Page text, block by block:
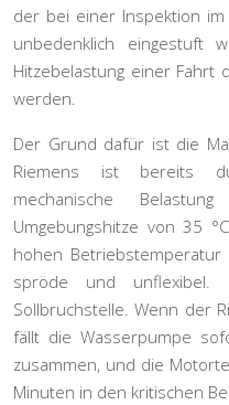
der bei einer Inspektion im
unbedenklich eingestuft
Hitzebelastung einer Fahrt
werden.
Der Grund dafür ist die
Riemens ist bereits
mechanische
Umgebungshitze von 35
hohen
spröde und
Sollbruchstelle. Wenn der
fällt die Wasserpumpe
zusammen, und die
Minuten in den kritischen